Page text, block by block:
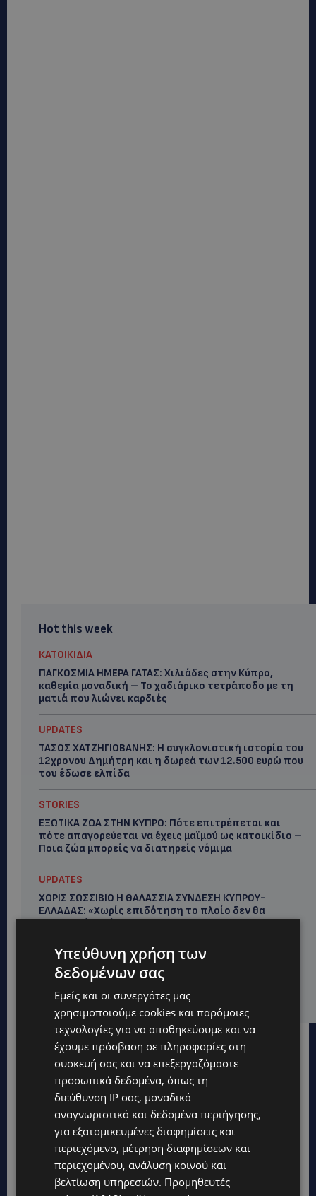
Hot this week
ΚΑΤΟΙΚΙΔΙΑ
ΠΑΓΚΟΣΜΙΑ ΗΜΕΡΑ ΓΑΤΑΣ: Χιλιάδες στην Κύπρο,
καθεμία μοναδική – Το χαδιάρικο τετράποδο με τη
ματιά που λιώνει καρδιές
UPDATES
ΤΑΣΟΣ ΧΑΤΖΗΓΙΟΒΑΝΗΣ: Η συγκλονιστική ιστορία του
12χρονου Δημήτρη και η δωρεά των 12.500 ευρώ που
του έδωσε ελπίδα
STORIES
ΕΞΩΤΙΚΑ ΖΩΑ ΣΤΗΝ ΚΥΠΡΟ: Πότε επιτρέπεται και
πότε απαγορεύεται να έχεις μαϊμού ως κατοικίδιο –
Ποια ζώα μπορείς να διατηρείς νόμιμα
UPDATES
ΧΩΡΙΣ ΣΩΣΣΙΒΙΟ Η ΘΑΛΑΣΣΙΑ ΣΥΝΔΕΣΗ ΚΥΠΡΟΥ-
ΕΛΛΑΔΑΣ: «Χωρίς επιδότηση το πλοίο δεν θα
ξανασηκώσει άγκυρα»
STORIES
ΜΑΡΙΝΟΣ ΚΩΝΣΤΑΝΤΙΝΙΔΗΣ: Οι πρωτοβουλίες για να
ξαναζωντανέψει η Μακαρίου και το κέντρο της
Λευκωσίας-(Βίντεο)
Υπεύθυνη χρήση των
δεδομένων σας
Εμείς και οι συνεργάτες μας
χρησιμοποιούμε cookies και παρόμοιες
τεχνολογίες για να αποθηκεύουμε και να
έχουμε πρόσβαση σε πληροφορίες στη
συσκευή σας και να επεξεργαζόμαστε
προσωπικά δεδομένα, όπως τη
διεύθυνση IP σας, μοναδικά
αναγνωριστικά και δεδομένα περιήγησης,
για εξατομικευμένες διαφημίσεις και
περιεχόμενο, μέτρηση διαφημίσεων και
περιεχομένου, ανάλυση κοινού και
βελτίωση υπηρεσιών. Προμηθευτές